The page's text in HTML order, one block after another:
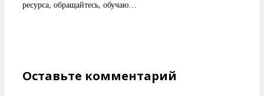
ресурса, обращайтесь, обучаю…
Оставьте комментарий